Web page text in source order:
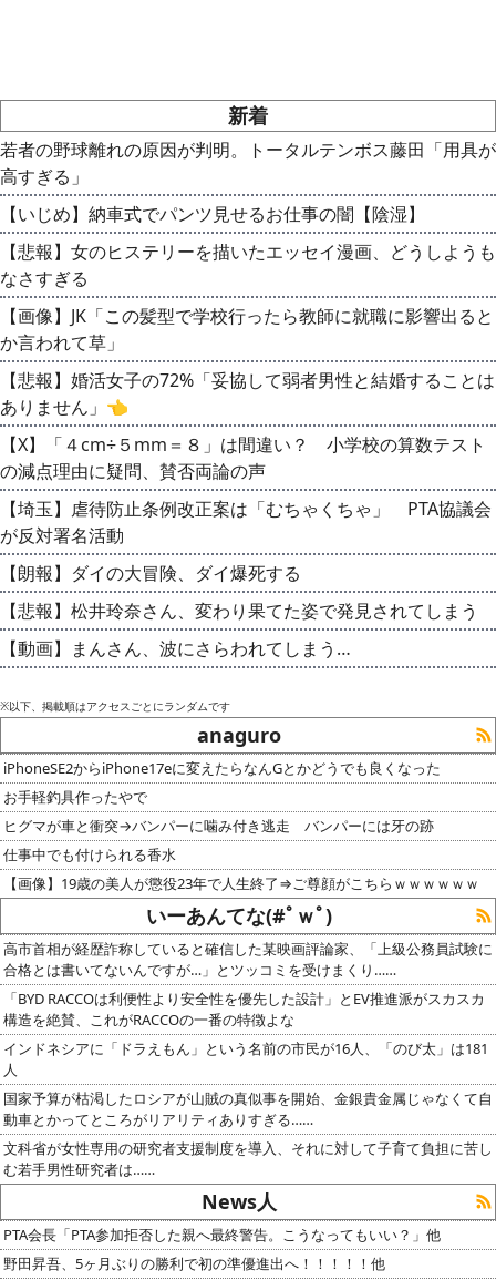
新着
若者の野球離れの原因が判明。トータルテンボス藤田「用具が
高すぎる」
【いじめ】納車式でパンツ見せるお仕事の闇【陰湿】
【悲報】女のヒステリーを描いたエッセイ漫画、どうしようも
なさすぎる
【画像】JK「この髪型で学校行ったら教師に就職に影響出ると
か言われて草」
【悲報】婚活女子の72%「妥協して弱者男性と結婚することは
ありません」👈
【X】「４cm÷５mm＝８」は間違い？ 小学校の算数テスト
の減点理由に疑問、賛否両論の声
【埼玉】虐待防止条例改正案は「むちゃくちゃ」 PTA協議会
が反対署名活動
【朗報】ダイの大冒険、ダイ爆死する
【悲報】松井玲奈さん、変わり果てた姿で発見されてしまう
【動画】まんさん、波にさらわれてしまう…
※以下、掲載順はアクセスごとにランダムです
anaguro
iPhoneSE2からiPhone17eに変えたらなんGとかどうでも良くなった
お手軽釣具作ったやで
ヒグマが車と衝突→バンパーに噛み付き逃走 バンパーには牙の跡
仕事中でも付けられる香水
【画像】19歳の美人が懲役23年で人生終了⇒ご尊顔がこちらｗｗｗｗｗｗ
いーあんてな(#ﾟｗﾟ)
高市首相が経歴詐称していると確信した某映画評論家、「上級公務員試験に
合格とは書いてないんですが…」とツッコミを受けまくり……
「BYD RACCOは利便性より安全性を優先した設計」とEV推進派がスカスカ
構造を絶賛、これがRACCOの一番の特徴よな
インドネシアに「ドラえもん」という名前の市民が16人、「のび太」は181
人
国家予算が枯渇したロシアが山賊の真似事を開始、金銀貴金属じゃなくて自
動車とかってところがリアリティありすぎる……
文科省が女性専用の研究者支援制度を導入、それに対して子育て負担に苦し
む若手男性研究者は……
News人
PTA会長「PTA参加拒否した親へ最終警告。こうなってもいい？」他
野田昇吾、5ヶ月ぶりの勝利で初の準優進出へ！！！！！他